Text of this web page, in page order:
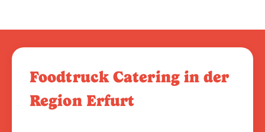
Foodtruck Catering in der
Region Erfurt